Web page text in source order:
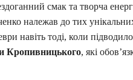
смак та творча
належав до тих
навіть тоді, коли
Кропивницького, які